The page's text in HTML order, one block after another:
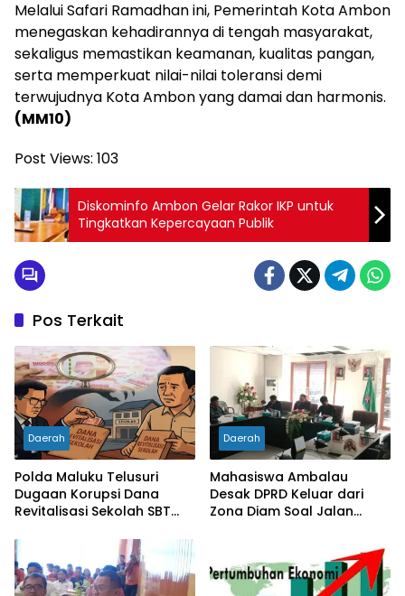
Melalui Safari Ramadhan ini, Pemerintah Kota Ambon
menegaskan kehadirannya di tengah masyarakat,
sekaligus memastikan keamanan, kualitas pangan,
serta memperkuat nilai-nilai toleransi demi
terwujudnya Kota Ambon yang damai dan harmonis.
(MM10)
Post Views: 103
Diskominfo Ambon Gelar Rakor IKP untuk
Tingkatkan Kepercayaan Publik
Pos Terkait
Daerah
Polda Maluku Telusuri
Dugaan Korupsi Dana
Revitalisasi Sekolah SBT
Diperiksa
Daerah
Mahasiswa Ambalau
Desak DPRD Keluar dari
Zona Diam Soal Jalan